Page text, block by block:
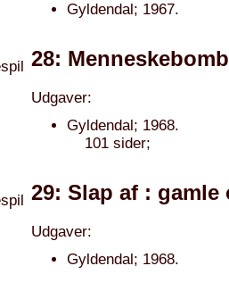
Gyldendal; 1967.
28:
Udgaver:
Gyldendal; 1968.
101 sider;
29: Slap af : gamle
Udgaver:
Gyldendal; 1968.